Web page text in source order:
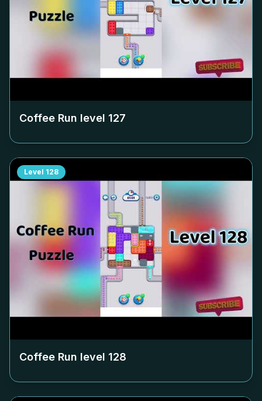
Coffee Run level 127
Level 128
Coffee Run level 128